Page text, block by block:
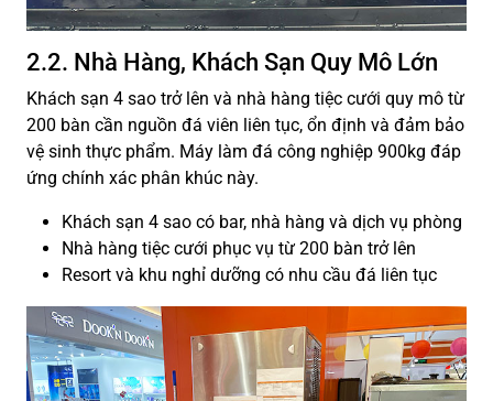
2.2. Nhà Hàng, Khách Sạn Quy Mô Lớn
Khách sạn 4 sao trở lên và nhà hàng tiệc cưới quy mô từ
200 bàn cần nguồn đá viên liên tục, ổn định và đảm bảo
vệ sinh thực phẩm. Máy làm đá công nghiệp 900kg đáp
ứng chính xác phân khúc này.
Khách sạn 4 sao có bar, nhà hàng và dịch vụ phòng
Nhà hàng tiệc cưới phục vụ từ 200 bàn trở lên
Resort và khu nghỉ dưỡng có nhu cầu đá liên tục